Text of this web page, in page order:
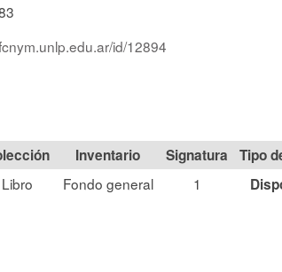
id/12894
Signatura Tipo
Libro Fondo general 1